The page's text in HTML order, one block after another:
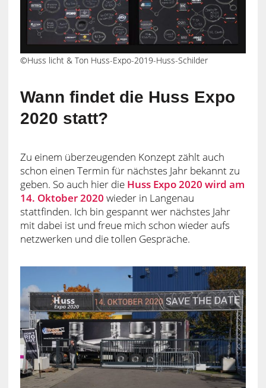
©Huss licht & Ton Huss-Expo-2019-Huss-Schilder
Wann findet die Huss Expo
2020 statt?
Zu einem überzeugenden Konzept zählt auch
schon einen Termin für nächstes Jahr bekannt zu
geben. So auch hier die Huss Expo 2020 wird am
14. Oktober 2020 wieder in Langenau
stattfinden. Ich bin gespannt wer nächstes Jahr
mit dabei ist und freue mich schon wieder aufs
netzwerken und die tollen Gespräche.